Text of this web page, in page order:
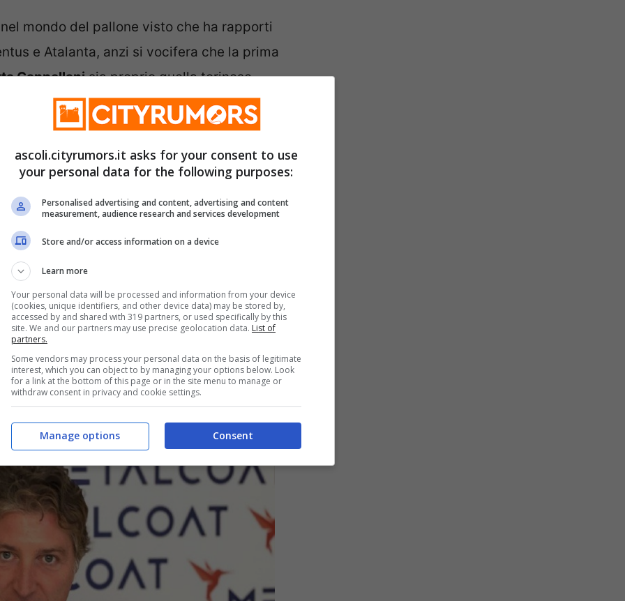
mondo del pallone visto che ha rapporti
e Atalanta, anzi si vocifera che la prima
Cappellanisia proprio quella torinese-
dopo il Covid, si sia innamorato
tanto che a settembre dello scorso
specializzata nella distribuzione di
all’edilizia ma a molti altri settori
e delle relative linee di produzione di
di Campolungo. Non solo. L’azienda
che c’era nella società
soprattutto nella mentalità
Cappellani vuole
ascoli.cityrumors.it asks for your consent to use
your personal data for the following purposes:
Personalised advertising and content, advertising and content
measurement, audience research and services development
Store and/or access information on a device
Learn more
Your personal data will be processed and information from your device
(cookies, unique identifiers, and other device data) may be stored by,
accessed by and shared with 319 partners, or used specifically by this
site. We and our partners may use precise geolocation data. List of
partners.
Some vendors may process your personal data on the basis of legitimate
interest, which you can object to by managing your options below. Look
for a link at the bottom of this page or in the site menu to manage or
withdraw consent in privacy and cookie settings.
Consent
Manage options